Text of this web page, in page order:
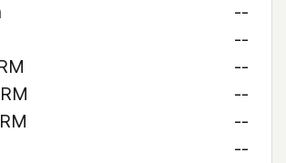
--
--
--
--
--
--